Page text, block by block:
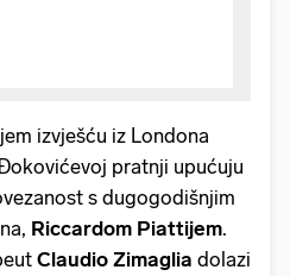
izvješću iz Londona
pratnji upućuju
s dugogodišnjim
Riccardom Piattijem.
Claudio Zimaglia dolazi